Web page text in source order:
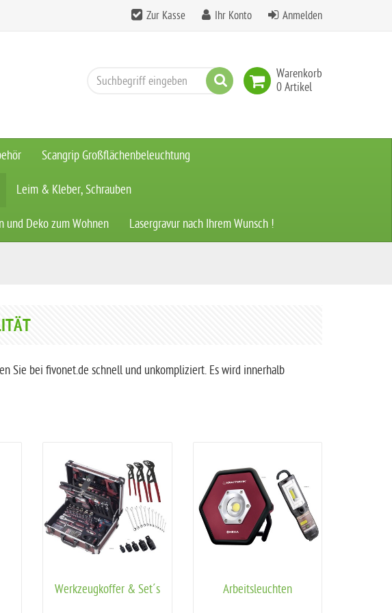
Zur Kasse Ihr Konto Anmelden
Warenkorb
0 Artikel
Suchen
Scangrip Großflächenbeleuchtung
Leim & Kleber, Schrauben
und Deko zum Wohnen Lasergravur nach Ihrem Wunsch !
Sie bei fivonet.de schnell und unkompliziert. Es wird innerhalb
Werkzeugkoffer & Set´s Arbeitsleuchten